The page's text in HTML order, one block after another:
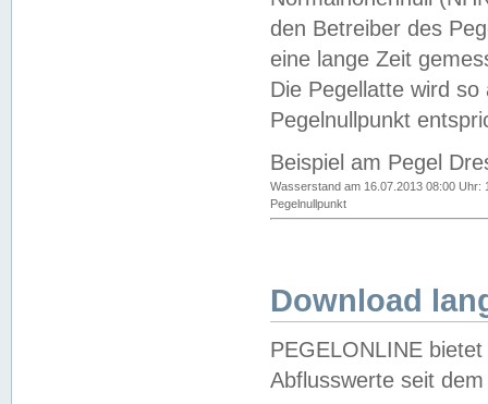
den Betreiber des
eine lange Zeit
Die Pegellatte wird
Pegelnullpunkt
Beispiel am Pegel
Wasserstand am 16.07.2013 08:00 Uhr:
Pegelnullpunkt
Download
PEGELONLINE
Abflusswerte seit